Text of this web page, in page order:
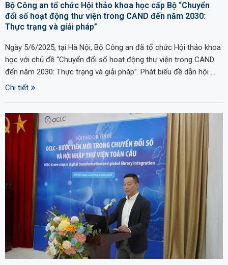
Bộ Công an tổ chức Hội thảo khoa học cấp Bộ “Chuyển
đổi số hoạt động thư viện trong CAND đến năm 2030:
Thực trạng và giải pháp”
Ngày 5/6/2025, tại Hà Nội, Bộ Công an đã tổ chức Hội thảo khoa
học với chủ đề “Chuyển đổi số hoạt động thư viện trong CAND
đến năm 2030: Thực trạng và giải pháp”. Phát biểu đề dẫn hội …
Chi tiết